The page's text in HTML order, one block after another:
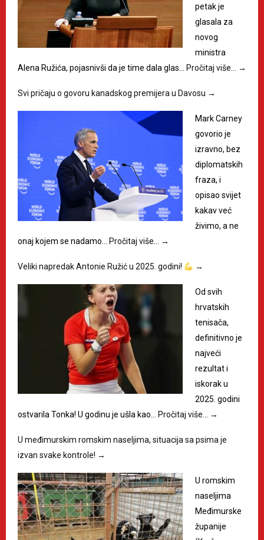
petak je
glasala za
novog
ministra
Alena Ružića, pojasnivši da je time dala glas… Pročitaj više… →
Svi pričaju o govoru kanadskog premijera u Davosu →
Mark Carney
govorio je
izravno, bez
diplomatskih
fraza, i
opisao svijet
kakav već
živimo, a ne
onaj kojem se nadamo… Pročitaj više… →
Veliki napredak Antonie Ružić u 2025. godini! →
Od svih
hrvatskih
tenisača,
definitivno je
najveći
rezultat i
iskorak u
2025. godini
ostvarila Tonka! U godinu je ušla kao… Pročitaj više… →
U međimurskim romskim naseljima, situacija sa psima je
izvan svake kontrole! →
U romskim
naseljima
Međimurske
županije